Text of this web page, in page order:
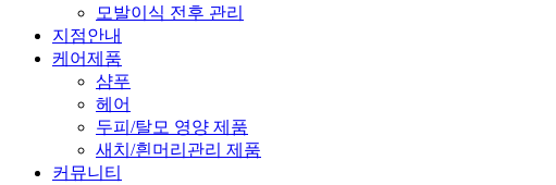
모발이식 전후 관리
지점안내
케어제품
샴푸
헤어
두피/탈모 영양 제품
새치/흰머리관리 제품
커뮤니티